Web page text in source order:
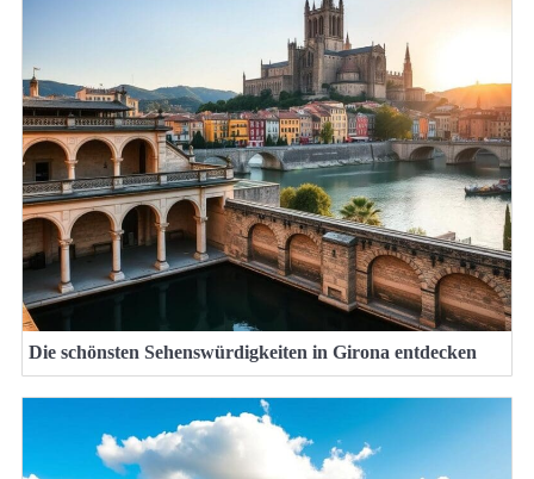
Die schönsten Sehenswürdigkeiten in Girona entdecken